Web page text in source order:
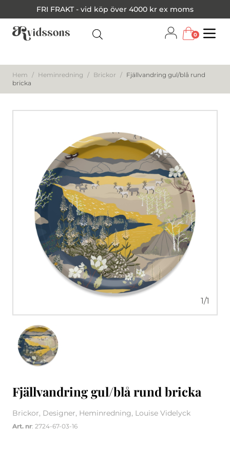
FRI FRAKT - vid köp över 4000 kr ex moms
0
Hem / Heminredning / Brickor / Fjällvandring gul/blå rund
bricka
1/1
Fjällvandring gul/blå rund bricka
Brickor, Designer, Heminredning, Louise Videlyck
Art. nr: 2724-67-03-16